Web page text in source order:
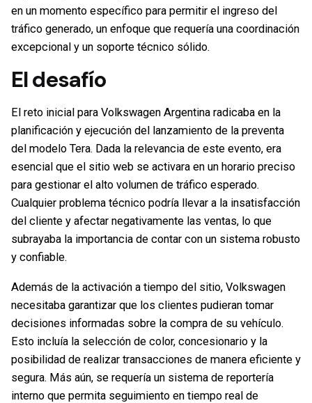
en un momento específico para permitir el ingreso del
tráfico generado, un enfoque que requería una coordinación
excepcional y un soporte técnico sólido.
El desafío
El reto inicial para Volkswagen Argentina radicaba en la
planificación y ejecución del lanzamiento de la preventa
del modelo Tera. Dada la relevancia de este evento, era
esencial que el sitio web se activara en un horario preciso
para gestionar el alto volumen de tráfico esperado.
Cualquier problema técnico podría llevar a la insatisfacción
del cliente y afectar negativamente las ventas, lo que
subrayaba la importancia de contar con un sistema robusto
y confiable.
Además de la activación a tiempo del sitio, Volkswagen
necesitaba garantizar que los clientes pudieran tomar
decisiones informadas sobre la compra de su vehículo.
Esto incluía la selección de color, concesionario y la
posibilidad de realizar transacciones de manera eficiente y
segura. Más aún, se requería un sistema de reportería
interno que permita seguimiento en tiempo real de